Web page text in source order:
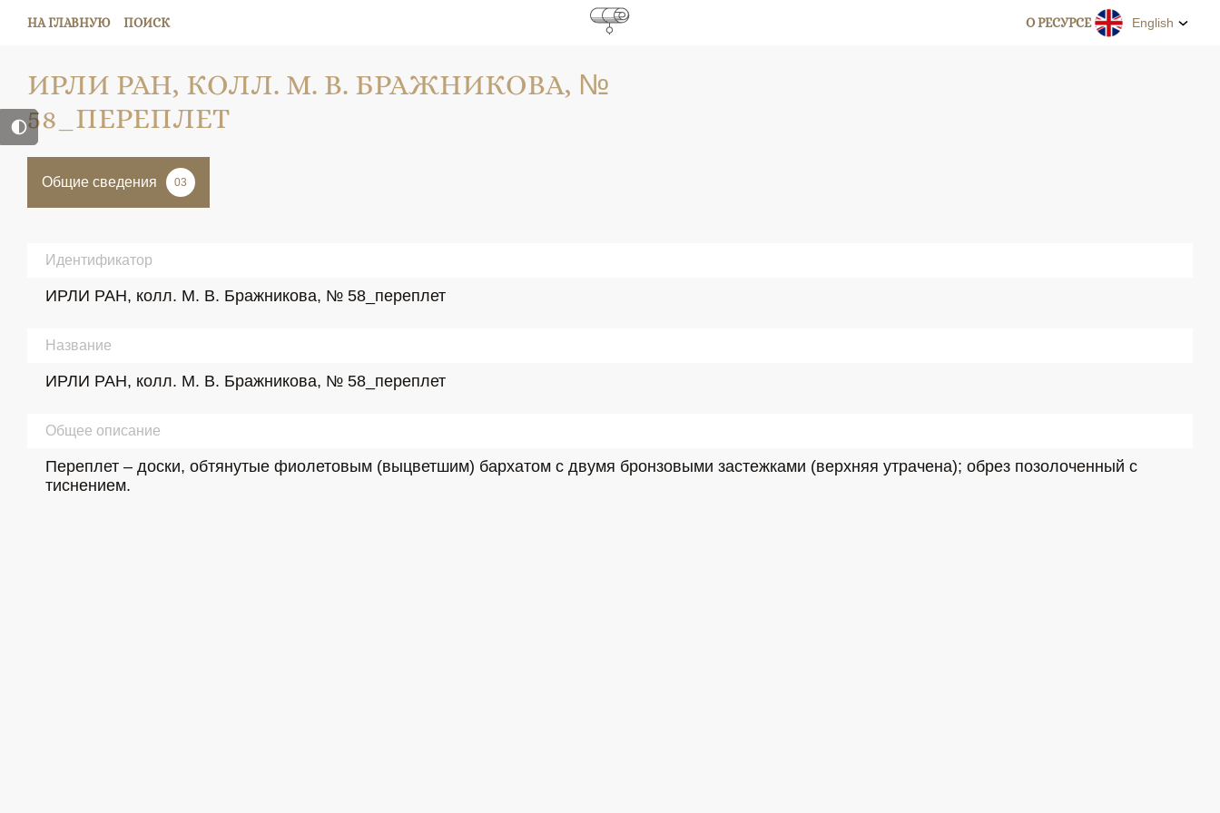
НА ГЛАВНУЮ ПОИСК О РЕСУРСЕ English
ИРЛИ РАН, КОЛЛ. М. В. БРАЖНИКОВА, №
58_ПЕРЕПЛЕТ
Общие сведения 03
Идентификатор
ИРЛИ РАН, колл. М. В. Бражникова, № 58_переплет
Название
ИРЛИ РАН, колл. М. В. Бражникова, № 58_переплет
Общее описание
Переплет – доски, обтянутые фиолетовым (выцветшим) бархатом с двумя бронзовыми застежками (верхняя утрачена); обрез позолоченный с
тиснением.